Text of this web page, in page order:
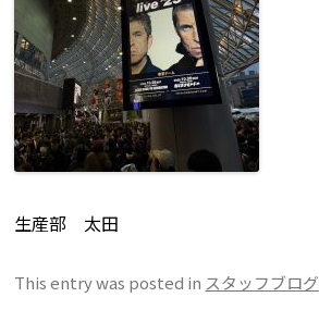
生産部 太田
This entry was posted in スタッフブログ